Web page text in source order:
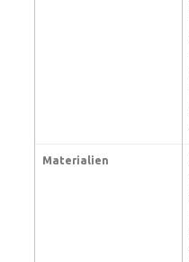
Materialien